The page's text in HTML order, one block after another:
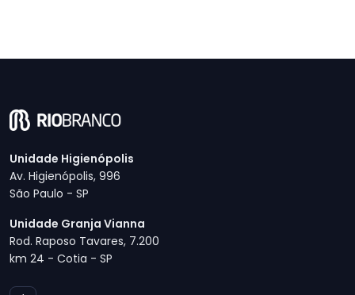
Unidade Higienópolis
Av. Higienópolis, 996
São Paulo - SP
Unidade Granja Vianna
Rod. Raposo Tavares, 7.200
km 24 - Cotia - SP